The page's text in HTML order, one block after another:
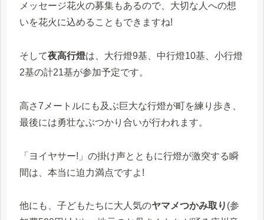
メッセージ花火の募集もあるので、大切な人への想
いを花火に込めることもできますね!
そして夜高行燈は、大行燈9基、中行燈10基、小行燈
2基の計21基が参加予定です。
高さ7メートルにも及ぶ巨大な行燈が町を練り歩き、
最後には勇壮なぶつかり合いが行われます。
「ヨイヤサー!」の掛け声とともに行燈が激突する瞬
間は、本当に迫力満点ですよ!
他にも、子どもたちに大人気のヤマメつかみ取り (参